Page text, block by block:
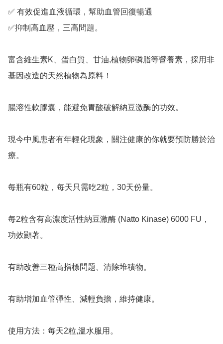
✅️ 有效促進血液循環，幫助血管回復暢通
✅️抑制高血壓，三高問題。
富含維生素K、蛋白質、甘油,植物卵磷脂等營養素，採用非
基因改造的天然植物為原料！
腸溶性軟膠囊，能避免胃酸破解納豆激酶的功效。
現今中風患者有年輕化現象，關注健康的你就要預防勝於治
療。
每瓶有60粒，每天只需吃2粒，30天份量。
每2粒含有高濃度活性納豆激酶 (Natto Kinase) 6000 FU，
功效顯著。
有助改善三種高指標問题、清除堆積物。
有助增加血管彈性、減輕負擔，維持健康。
使用方法：每天2粒,溫水服用。